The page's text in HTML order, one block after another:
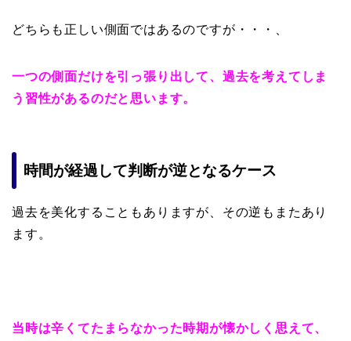
どちらも正しい側面ではあるのですが・・・、
一つの側面だけを引っ張り出して、過去を考えてしま
う習性があるのだと思います。
時間が経過して判断が逆となるケース
過去を美化することもありますが、その逆もまたあり
ます。
当時は辛くてたまらなかった時期が懐かしく思えて、